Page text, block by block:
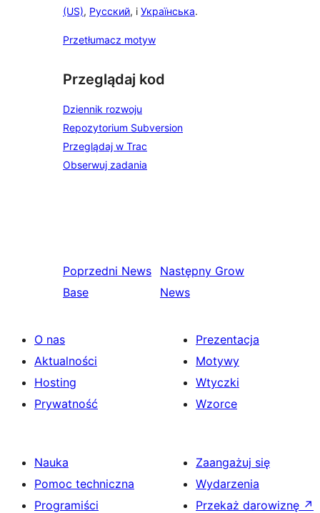
(US), Русский, i Українська.
Przetłumacz motyw
Przeglądaj kod
Dziennik rozwoju
Repozytorium Subversion
Przeglądaj w Trac
Obserwuj zadania
Poprzedni News
Base
Następny Grow
News
O nas
Aktualności
Hosting
Prywatność
Prezentacja
Motywy
Wtyczki
Wzorce
Nauka
Pomoc techniczna
Programiści
Zaangażuj się
Wydarzenia
Przekaż darowiznę ↗